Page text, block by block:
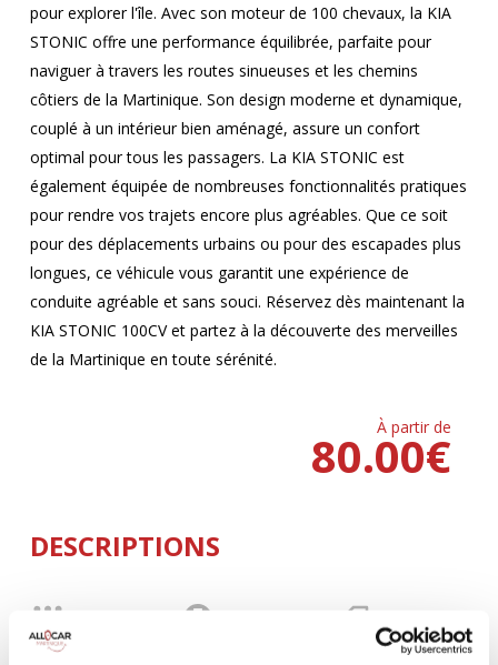
pour explorer l'île. Avec son moteur de 100 chevaux, la KIA
STONIC offre une performance équilibrée, parfaite pour
naviguer à travers les routes sinueuses et les chemins
côtiers de la Martinique. Son design moderne et dynamique,
couplé à un intérieur bien aménagé, assure un confort
optimal pour tous les passagers. La KIA STONIC est
également équipée de nombreuses fonctionnalités pratiques
pour rendre vos trajets encore plus agréables. Que ce soit
pour des déplacements urbains ou pour des escapades plus
longues, ce véhicule vous garantit une expérience de
conduite agréable et sans souci. Réservez dès maintenant la
KIA STONIC 100CV et partez à la découverte des merveilles
de la Martinique en toute sérénité.
À partir de
€
80.00
DESCRIPTIONS
100 CV